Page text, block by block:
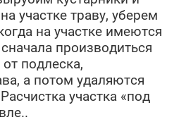
участке траву, уберем
на участке имеются
производиться
от подлеска,
а потом удаляются
участка «под